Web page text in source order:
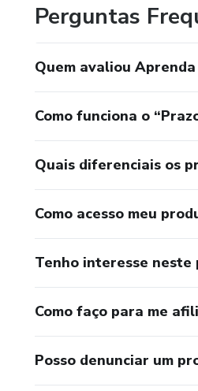
Perguntas
Quem avaliou
Como funciona o
Quais diferenciais os
Como acesso meu
Tenho interesse neste
Como faço para me
Posso denunciar um